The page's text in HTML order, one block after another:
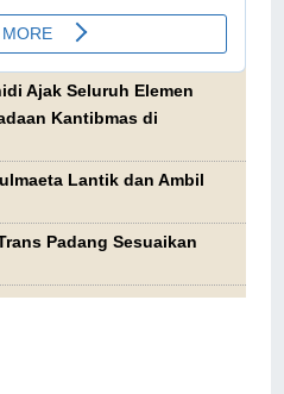
Ajak Seluruh Elemen
Kantibmas di
Lantik dan Ambil
Padang Sesuaikan